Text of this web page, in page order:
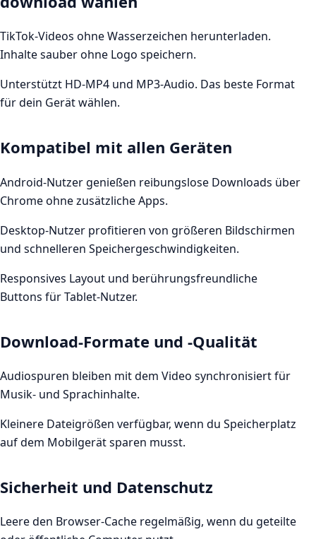
TikTok-Videos ohne Wasserzeichen herunterladen.
Inhalte sauber ohne Logo speichern.
Unterstützt HD-MP4 und MP3-Audio. Das beste Format
für dein Gerät wählen.
Kompatibel mit allen Geräten
Android-Nutzer genießen reibungslose Downloads über
Chrome ohne zusätzliche Apps.
Desktop-Nutzer profitieren von größeren Bildschirmen
und schnelleren Speichergeschwindigkeiten.
Responsives Layout und berührungsfreundliche
Buttons für Tablet-Nutzer.
Download-Formate und -Qualität
Audiospuren bleiben mit dem Video synchronisiert für
Musik- und Sprachinhalte.
Kleinere Dateigrößen verfügbar, wenn du Speicherplatz
auf dem Mobilgerät sparen musst.
Sicherheit und Datenschutz
Leere den Browser-Cache regelmäßig, wenn du geteilte